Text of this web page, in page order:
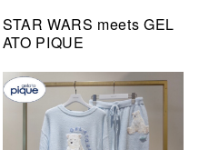
STAR WARS meets GEL
ATO PIQUE